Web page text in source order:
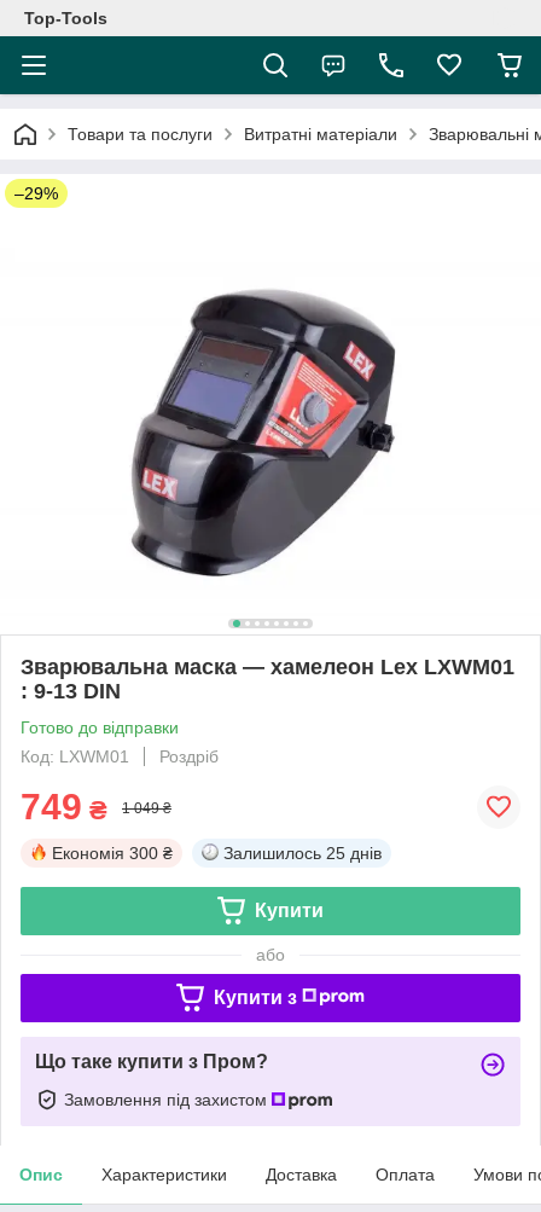
Top-Tools
Товари та послуги Витратні матеріали Зварювальні
–29%
Зварювальна маска — хамелеон Lex LXWM01
: 9-13 DIN
Готово до відправки
Код: LXWM01
Роздріб
749 ₴ 1 049 ₴
Економія 300 ₴ Залишилось 25 днів
Купити
або
Купити з
Що таке купити з Пром?
Замовлення під захистом
Опис Характеристики Доставка Оплата Умови